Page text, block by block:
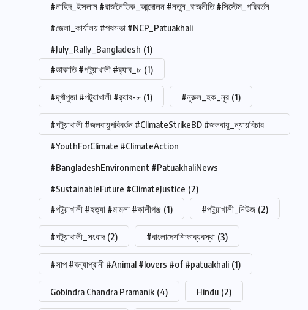
#নাহিদ_ইসলাম #রাজনৈতিক_আন্দোলন #নতুন_রাজনীতি #সিস্টেম_পরিবর্তন
#জেলা_কার্যালয় #পথসভা #NCP_Patuakhali
#July_Rally_Bangladesh (1)
#ডাকাতি #পটুয়াখালী #র‍্যাব_৮ (1)
#দূর্গাপুজা #পটুয়াখালী #র‍্যাব-৮ (1) #নুরুল_হক_নুর (1)
#পটুয়াখালী #জলবায়ুপরিবর্তন #ClimateStrikeBD #জলবায়ু_ন্যায়বিচার
#YouthForClimate #ClimateAction
#BangladeshEnvironment #PatuakhaliNews
#SustainableFuture #ClimateJustice (2)
#পটুয়াখালী #হত্যা #মামলা #কালীগঞ্জ (1) #পটুয়াখালী_নিউজ (2)
#পটুয়াখালী_সংবাদ (2) #বাংলাদেশশিক্ষাব্যবস্থা (3)
#সাপ #বন্যাপ্রানী #Animal #lovers #of #patuakhali (1)
Gobindra Chandra Pramanik (4) Hindu (2)